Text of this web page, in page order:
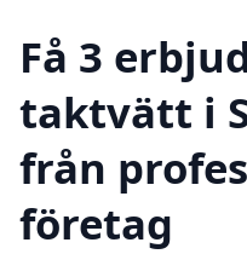
Få 3
taktvätt i
från
företag